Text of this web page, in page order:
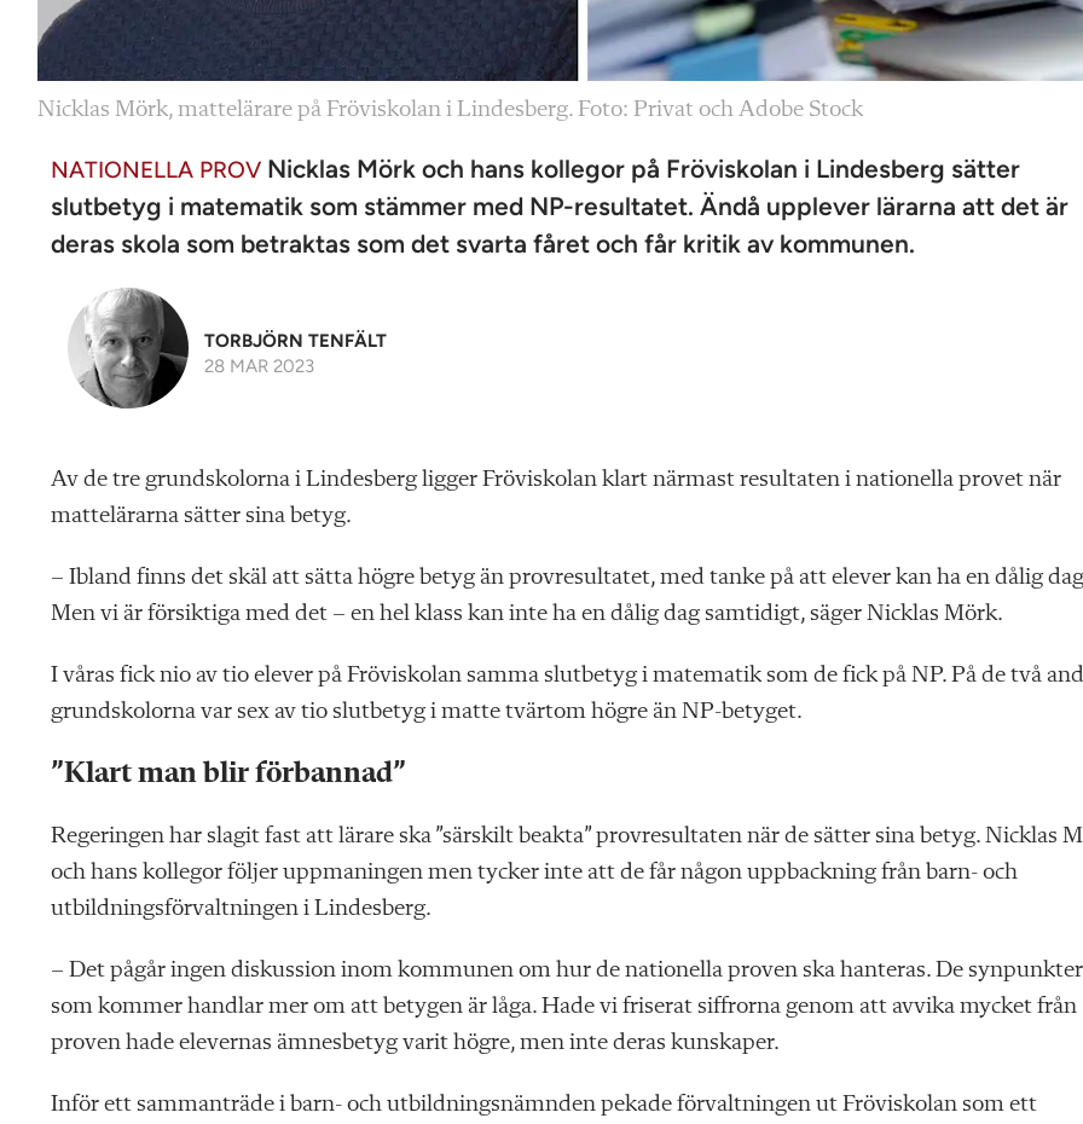
Nicklas Mörk, mattelärare på Fröviskolan i Lindesberg. Foto: Privat och Adobe Stock
NATIONELLA PROV Nicklas Mörk och hans kollegor på Fröviskolan i Lindesberg sätter
slutbetyg i matematik som stämmer med NP-resultatet. Ändå upplever lärarna att det är
deras skola som betraktas som det svarta fåret och får kritik av kommunen.
TORBJÖRN TENFÄLT
28 MAR 2023
Av de tre grundskolorna i Lindesberg ligger Fröviskolan klart närmast resultaten i nationella provet när
mattelärarna sätter sina betyg.
– Ibland finns det skäl att sätta högre betyg än provresultatet, med tanke på att elever kan ha en dålig
Men vi är försiktiga med det – en hel klass kan inte ha en dålig dag samtidigt, säger Nicklas Mörk.
I våras fick nio av tio elever på Fröviskolan samma slutbetyg i matematik som de fick på NP. På de två
grundskolorna var sex av tio slutbetyg i matte tvärtom högre än NP-betyget.
”Klart man blir förbannad”
Regeringen har slagit fast att lärare ska ”särskilt beakta” provresultaten när de sätter sina betyg. Nicklas
och hans kollegor följer uppmaningen men tycker inte att de får någon uppbackning från barn- och
utbildningsförvaltningen i Lindesberg.
– Det pågår ingen diskussion inom kommunen om hur de nationella proven ska hanteras. De synpunkter
som kommer handlar mer om att betygen är låga. Hade vi friserat siffrorna genom att avvika mycket från
proven hade elevernas ämnesbetyg varit högre, men inte deras kunskaper.
Inför ett sammanträde i barn- och utbildningsnämnden pekade förvaltningen ut Fröviskolan som ett